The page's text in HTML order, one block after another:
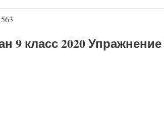
класс 2020 Упражнение